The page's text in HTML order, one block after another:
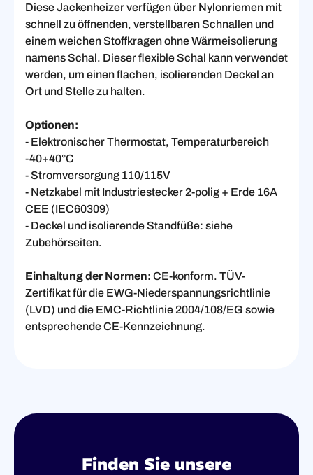
Diese Jackenheizer verfügen über Nylonriemen mit
schnell zu öffnenden, verstellbaren Schnallen und
einem weichen Stoffkragen ohne Wärmeisolierung
namens Schal. Dieser flexible Schal kann verwendet
werden, um einen flachen, isolierenden Deckel an
Ort und Stelle zu halten.
Optionen:
- Elektronischer Thermostat, Temperaturbereich
-40+40°C
- Stromversorgung 110/115V
- Netzkabel mit Industriestecker 2-polig + Erde 16A
CEE (IEC60309)
- Deckel und isolierende Standfüße: siehe
Zubehörseiten.
Einhaltung der Normen: CE-konform. TÜV-
Zertifikat für die EWG-Niederspannungsrichtlinie
(LVD) und die EMC-Richtlinie 2004/108/EG sowie
entsprechende CE-Kennzeichnung.
Finden Sie unsere